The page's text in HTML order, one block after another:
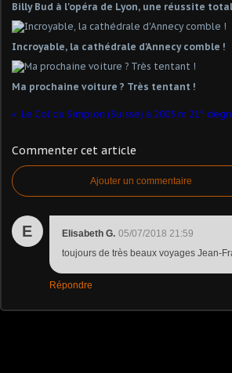
Billy Bud à l'opéra de Lyon, une réussite
Incroyable, la cathédrale d'Annecy comble !
Ma prochaine voiture ? Très tentant !
Commenter cet article
Ajouter un commentaire
E Elisabeth G. 05/07/2018 21:59
toujours de très beaux voyages Jean-
Répondre